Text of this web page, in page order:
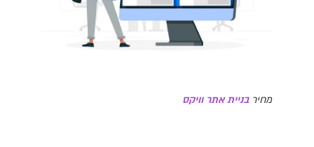
מחירבניית אתר וויקס